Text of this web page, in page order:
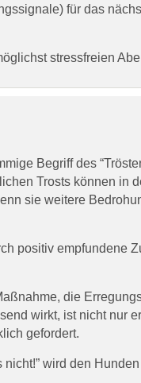
für das
stressfreien
Begriff des
Trosts können in
sie weitere
positiv empfundene
die
wirkt, ist nicht nur
gefordert.
nicht!” wird den